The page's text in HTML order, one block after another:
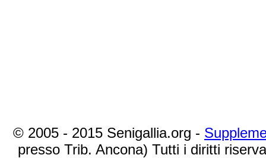
© 2005 - 2015 Senigallia.org -
presso Trib. Ancona) Tutti i diritti